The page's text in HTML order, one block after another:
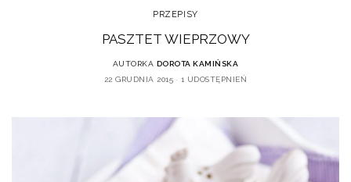
PRZEPISY
PASZTET WIEPRZOWY
AUTORKA DOROTA KAMIŃSKA
22 GRUDNIA 2015
1 UDOSTĘPNIEŃ